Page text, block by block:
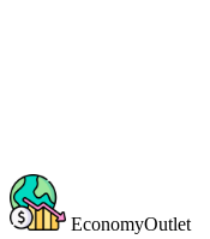
EconomyOutlet